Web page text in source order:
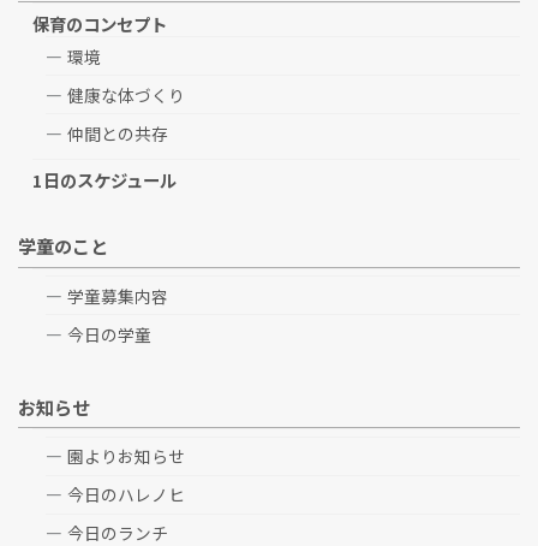
保育のコンセプト
環境
健康な体づくり
仲間との共存
1日のスケジュール
学童のこと
学童募集内容
今日の学童
お知らせ
園よりお知らせ
今日のハレノヒ
今日のランチ